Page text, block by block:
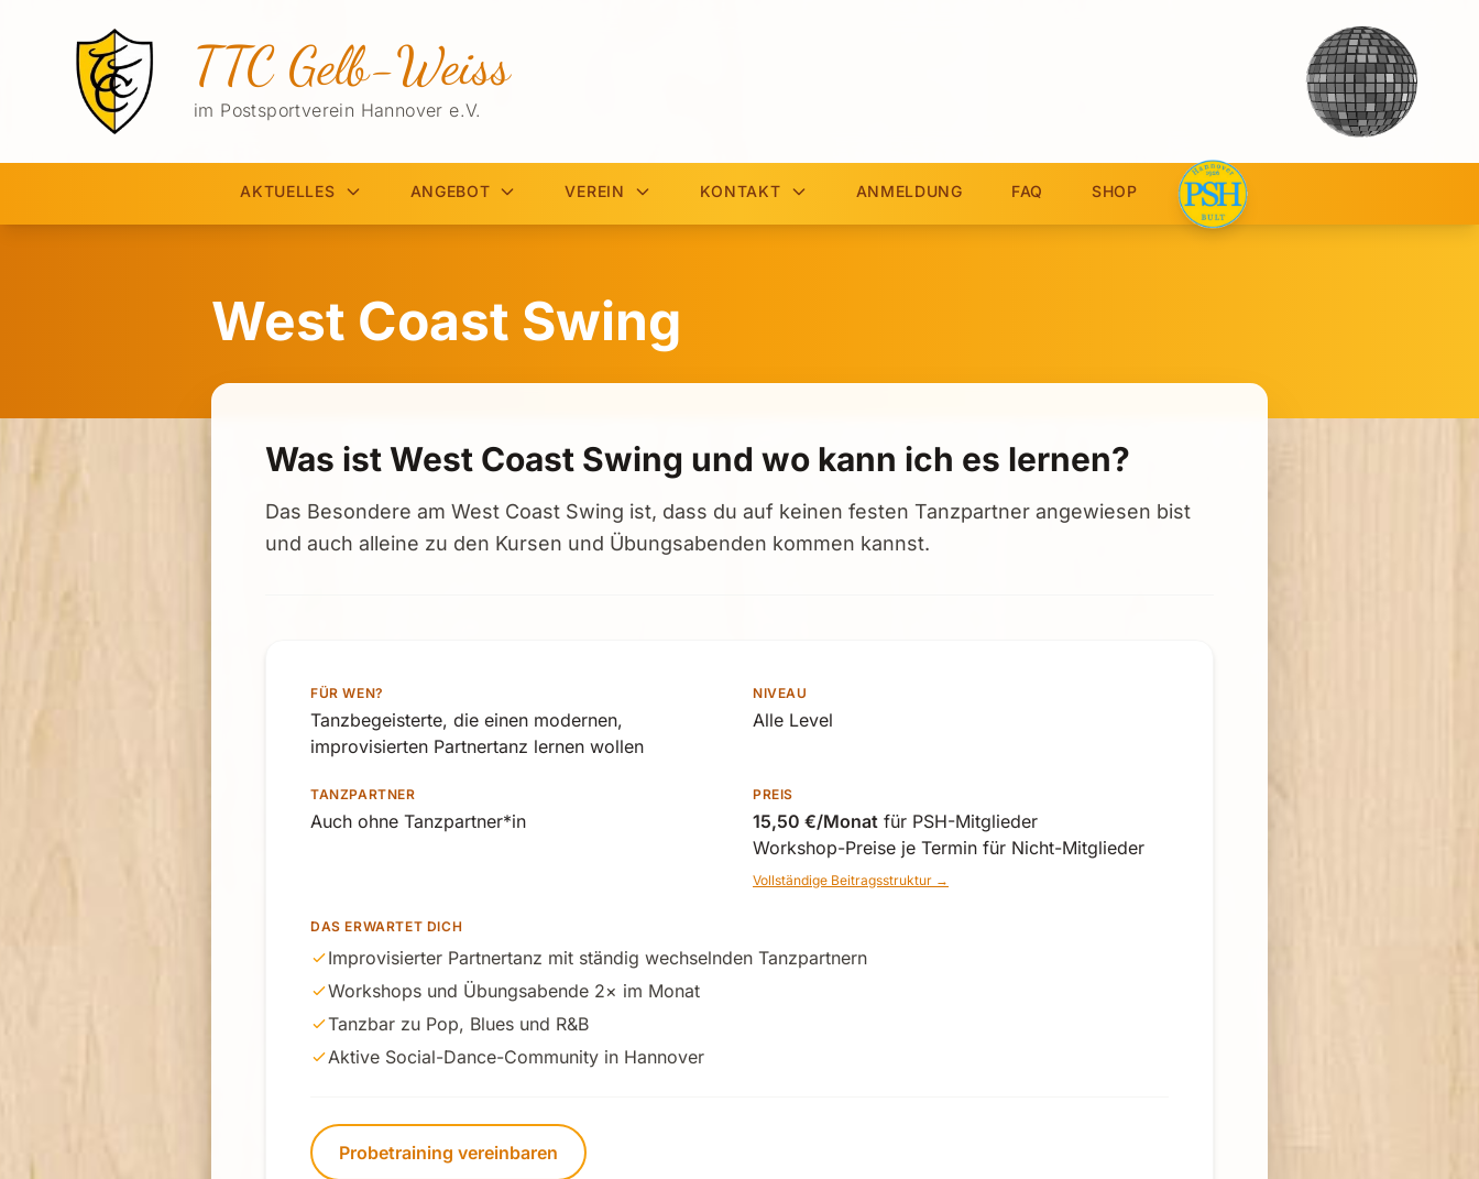
TTC Gelb-Weiss
im Postsportverein Hannover e.V.
AKTUELLES ANGEBOT VEREIN KONTAKT ANMELDUNG FAQ SHOP
West Coast Swing
Was ist West Coast Swing und wo kann ich es lernen?
Das Besondere am West Coast Swing ist, dass du auf keinen festen Tanzpartner angewiesen bist
und auch alleine zu den Kursen und Übungsabenden kommen kannst.
FÜR WEN?
Tanzbegeisterte, die einen modernen,
improvisierten Partnertanz lernen wollen
NIVEAU
Alle Level
TANZPARTNER
Auch ohne Tanzpartner*in
PREIS
15,50 €/Monat für PSH-Mitglieder
Workshop-Preise je Termin für Nicht-Mitglieder
Vollständige Beitragsstruktur →
DAS ERWARTET DICH
Improvisierter Partnertanz mit ständig wechselnden Tanzpartnern
Workshops und Übungsabende 2× im Monat
Tanzbar zu Pop, Blues und R&B
Aktive Social-Dance-Community in Hannover
Probetraining vereinbaren